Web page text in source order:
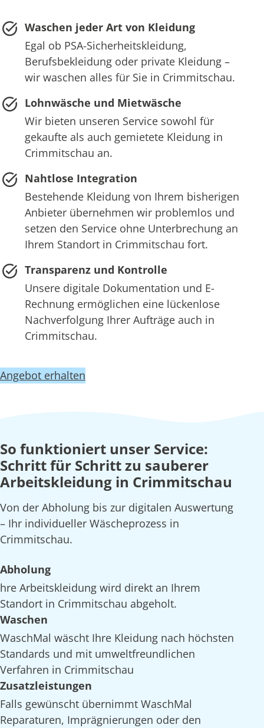
Waschen jeder Art von Kleidung
Egal ob PSA-Sicherheitskleidung,
Berufsbekleidung oder private Kleidung –
wir waschen alles für Sie in Crimmitschau.
Lohnwäsche und Mietwäsche
Wir bieten unseren Service sowohl für
gekaufte als auch gemietete Kleidung in
Crimmitschau an.
Nahtlose Integration
Bestehende Kleidung von Ihrem bisherigen
Anbieter übernehmen wir problemlos und
setzen den Service ohne Unterbrechung an
Ihrem Standort in Crimmitschau fort.
Transparenz und Kontrolle
Unsere digitale Dokumentation und E-
Rechnung ermöglichen eine lückenlose
Nachverfolgung Ihrer Aufträge auch in
Crimmitschau.
Angebot erhalten
So funktioniert unser Service:
Schritt für Schritt zu sauberer
Arbeitskleidung in Crimmitschau
Von der Abholung bis zur digitalen Auswertung
– Ihr individueller Wäscheprozess in
Crimmitschau.
Abholung
hre Arbeitskleidung wird direkt an Ihrem
Standort in Crimmitschau abgeholt.
Waschen
WaschMal wäscht Ihre Kleidung nach höchsten
Standards und mit umweltfreundlichen
Verfahren in Crimmitschau
Zusatzleistungen
Falls gewünscht übernimmt WaschMal
Reparaturen, Imprägnierungen oder den